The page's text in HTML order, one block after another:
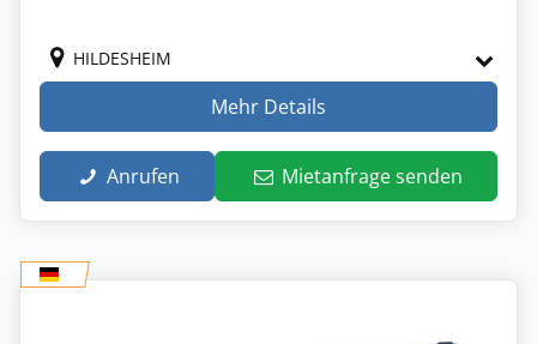
HILDESHEIM
Mehr Details
Anrufen Mietanfrage senden